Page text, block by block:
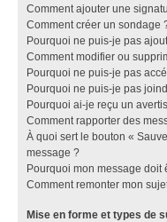
Comment ajouter une
Comment créer un sondage
Pourquoi ne puis-je pas
Comment modifier ou
Pourquoi ne puis-je pas
Pourquoi ne puis-je pas
Pourquoi ai-je reçu un
Comment rapporter des
À quoi sert le bouton «
message ?
Pourquoi mon message doit
Comment remonter mon
Mise en forme et types de